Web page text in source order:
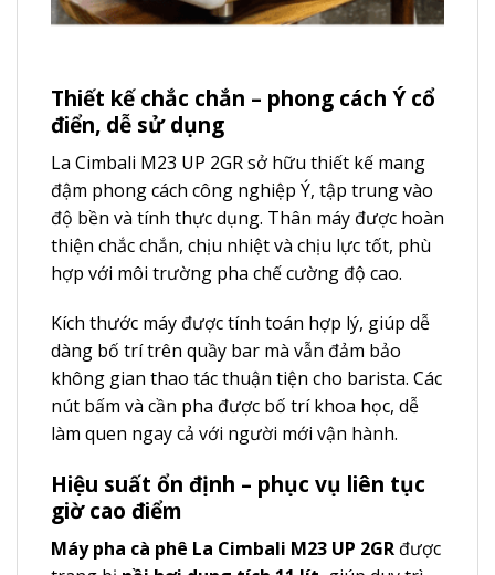
Thiết kế chắc chắn – phong cách Ý cổ
điển, dễ sử dụng
La Cimbali M23 UP 2GR sở hữu thiết kế mang
đậm phong cách công nghiệp Ý, tập trung vào
độ bền và tính thực dụng. Thân máy được hoàn
thiện chắc chắn, chịu nhiệt và chịu lực tốt, phù
hợp với môi trường pha chế cường độ cao.
Kích thước máy được tính toán hợp lý, giúp dễ
dàng bố trí trên quầy bar mà vẫn đảm bảo
không gian thao tác thuận tiện cho barista. Các
nút bấm và cần pha được bố trí khoa học, dễ
làm quen ngay cả với người mới vận hành.
Hiệu suất ổn định – phục vụ liên tục
giờ cao điểm
Máy pha cà phê La Cimbali M23 UP 2GR được